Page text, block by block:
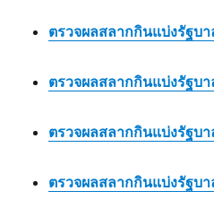
ตรวจผลสลากกินแบ่งรัฐบ
ตรวจผลสลากกินแบ่งรัฐบ
ตรวจผลสลากกินแบ่งรัฐบ
ตรวจผลสลากกินแบ่งรัฐบ